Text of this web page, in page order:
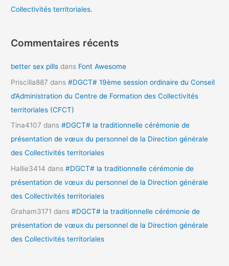
Collectivités territoriales.
Commentaires récents
better sex pills dans Font Awesome
Priscilla887 dans#DGCT# 19ème session ordinaire du Conseil
d’Administration du Centre de Formation des Collectivités
territoriales (CFCT)
Tina4107 dans#DGCT# la traditionnelle cérémonie de
présentation de vœux du personnel de la Direction générale
des Collectivités territoriales
Hallie3414 dans#DGCT# la traditionnelle cérémonie de
présentation de vœux du personnel de la Direction générale
des Collectivités territoriales
Graham3171 dans#DGCT# la traditionnelle cérémonie de
présentation de vœux du personnel de la Direction générale
des Collectivités territoriales